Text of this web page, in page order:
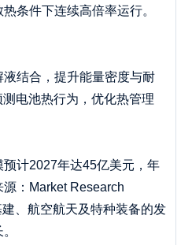
条件下连续高倍率运行。
结合，提升能量密度与耐
电池热行为，优化热管理
计2027年达45亿美元，年
：Market Research
、航空航天及特种装备的发